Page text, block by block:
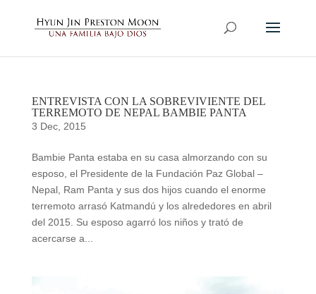
ENTREVISTA CON LA SOBREVIVIENTE DEL
TERREMOTO DE NEPAL BAMBIE PANTA
3 Dec, 2015
Bambie Panta estaba en su casa almorzando con su
esposo, el Presidente de la Fundación Paz Global –
Nepal, Ram Panta y sus dos hijos cuando el enorme
terremoto arrasó Katmandú y los alrededores en abril
del 2015. Su esposo agarró los niños y trató de
acercarse a...